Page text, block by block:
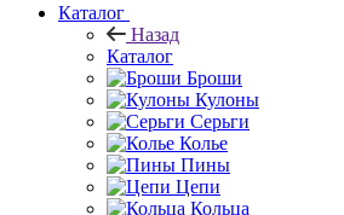
Каталог
Назад
Каталог
Броши
Кулоны
Серьги
Колье
Пины
Цепи
Кольца